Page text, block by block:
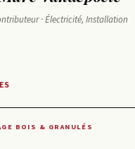
· Électricité, Installation
BOIS & GRANULÉS